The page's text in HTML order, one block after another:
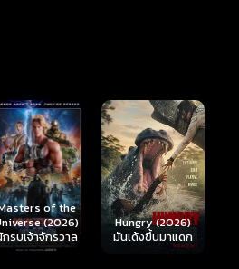
ไชอา ลาเบิร์ฟ, ทอม ฮาร์ดี, แกรี่
จสซิกา แชสเทน และ มีอา วาสิ
ลงจากงานเขียนของ แมต บอน
County in the World สร้าง
ไชอา ลาบัฟ), ฟอเรส (ทอม
สัน คลาร์ก) สามพี่น้องตระกูลบอน
ขายในยุคที่อเมริกามีกฎห้าม
แล้วพวกเขาก็ต้องเข้าไปพัวพัน
ค ตัดสินใจทำงานให้กับกลุ่ม
ลอยด์ แบนเนอร์ (แกรี่ โอลด์
(2026)
นเด้งขึ้นมาแดก
Ready or Not 2:
Here I Come
(2026) เกมพร้อม
ตาย 2